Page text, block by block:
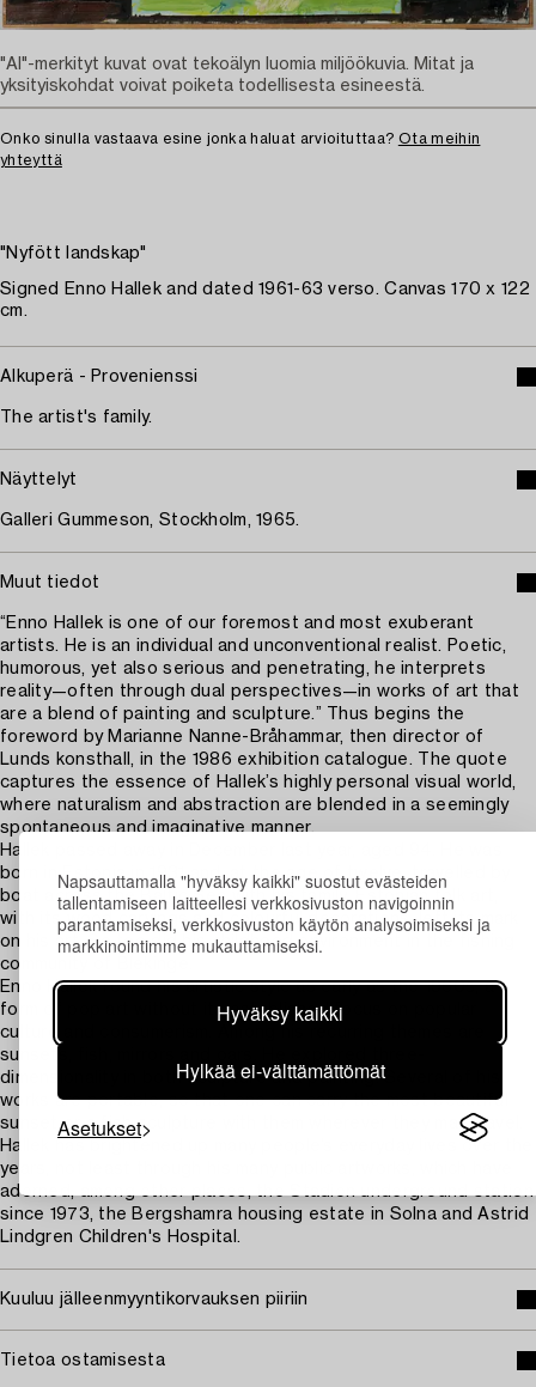
Napsauttamalla "hyväksy kaikki" suostut evästeiden
tallentamiseen laitteellesi verkkosivuston navigoinnin
parantamiseksi, verkkosivuston käytön analysoimiseksi ja
markkinointimme mukauttamiseksi.
Hyväksy kaikki
Hylkää ei-välttämättömät
Asetukset
Onko sinulla vastaava esine jonka haluat arvioituttaa? Ota meihin
yhteyttä
"Nyfött landskap"
Signed Enno Hallek and dated 1961-63 verso. Canvas 170 x 122
cm.
Alkuperä - Provenienssi
The artist's family.
Näyttelyt
Galleri Gummeson, Stockholm, 1965.
Muut tiedot
“Enno Hallek is one of our foremost and most exuberant
artists. He is an individual and unconventional realist. Poetic,
humorous, yet also serious and penetrating, he interprets
reality—often through dual perspectives—in works of art that
are a blend of painting and sculpture.” Thus begins the
foreword by Marianne Nanne-Bråhammar, then director of
Lunds konsthall, in the 1986 exhibition catalogue. The quote
captures the essence of Hallek’s highly personal visual world,
where naturalism and abstraction are blended in a seemingly
spontaneous and imaginative manner.
Hallek passed away in December last year, aged 94. He was
born in Estonia in 1931 and, at the age of twelve, travelled by
boat across the Baltic Sea with his family. Estonian folk art,
with its wood carvings and colourful decorations, left its mark
on his art. So too did his childhood environment in the fishing
community of Blekinge.
Enno Hallek found his artistic style as early as the 1960s, a
form of pop art without its established focus on popular
culture and consumerism. Among his recurring themes are
sunsets, fish, mirrors and oars. He explored three-
dimensionality in both sculpture and painting. Several of his
works are portable, so that one can carry the most beautiful
sunset or a fish sculpture with them wherever they may travel.
Hallek has brightened up many people’s everyday lives over the
years, not least through his many public artworks, which have
adorned, among other places, the Stadion underground station
since 1973, the Bergshamra housing estate in Solna and Astrid
Lindgren Children's Hospital.
Kuuluu jälleenmyyntikorvauksen piiriin
Tietoa ostamisesta
"AI"-merkityt kuvat ovat tekoälyn luomia miljöökuvia. Mitat ja
yksityiskohdat voivat poiketa todellisesta esineestä.